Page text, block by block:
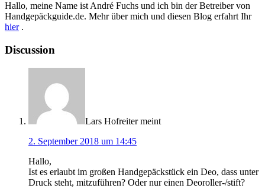
Hallo, meine Name ist André Fuchs und ich bin der Betreiber von
Handgepäckguide.de. Mehr über mich und diesen Blog erfahrt Ihr
hier.
Discussion
Lars Hofreiter meint
2. September 2018 um 14:45
Hallo,
Ist es erlaubt im großen Handgepäckstück ein Deo, dass unter
Druck steht, mitzuführen? Oder nur einen Deoroller-/stift?